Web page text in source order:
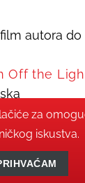
autora
Off the
Matter
Act of
/ Norveška
za
iskustva.